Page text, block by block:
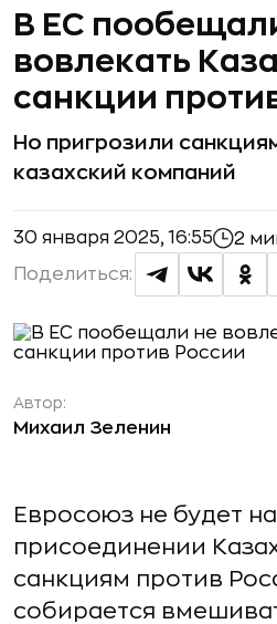
В ЕС
вовлекать
санкции
Но пригрозили
казахский компаний
30 января 2025, 16:55 2
Поделиться:
Автор:
Михаил Зеленин
Евросоюз не будет
присоединении
санкциям против
собирается